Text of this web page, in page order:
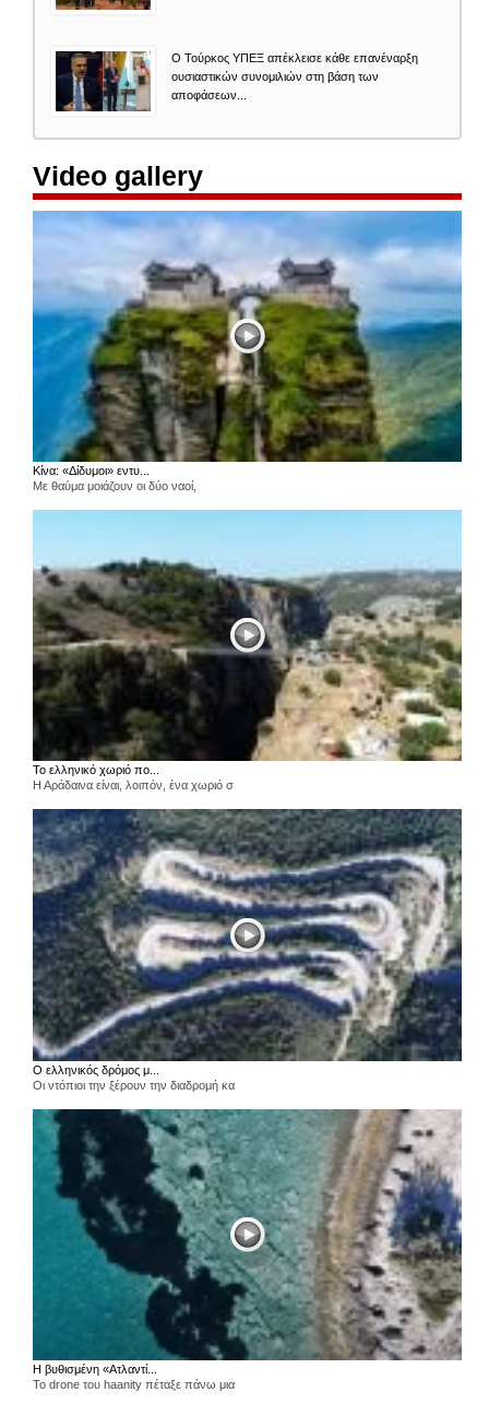
Ο Τούρκος ΥΠΕΞ απέκλεισε κάθε επανέναρξη
ουσιαστικών συνομιλιών στη βάση των
αποφάσεων...
Video gallery
Κίνα: «Δίδυμοι» εντυ...
Με θαύμα μοιάζουν οι δύο ναοί,
Το ελληνικό χωριό πο...
Η Αράδαινα είναι, λοιπόν, ένα χωριό σ
Ο ελληνικός δρόμος μ...
Οι ντόπιοι την ξέρουν την διαδρομή κα
Η βυθισμένη «Ατλαντί...
Το drone του haanity πέταξε πάνω μια